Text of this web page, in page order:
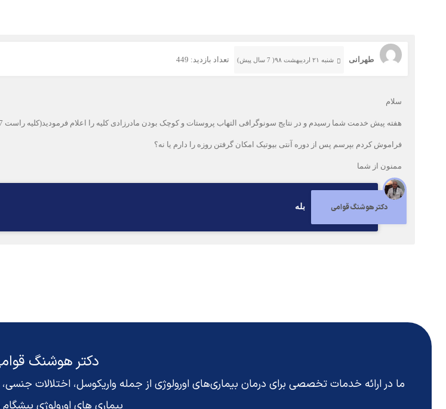
طهرانی شنبه ۲۱ اردیبهشت ۹۸( 7 سال پیش) تعداد بازدید: 449
سلام
هفته پیش خدمت شما رسیدم و در نتایج سونوگرافی التهاب پروستات و کوچک بودن مادرزادی کلیه را اعلام فرمودید(کلیه راست 37*80 قطر 14 و کلیه چپ 43*73 قطر 11)
فراموش کردم بپرسم پس از دوره آنتی بیوتیک امکان گرفتن روزه را دارم یا نه؟
ممنون از شما
دکتر هوشنگ قوامی بله
دکتر هوشنگ
ما در ارائه خدمات تخصصی برای درمان بیماری‌های اورولوژی از جمله واریکوسل، اختلالات